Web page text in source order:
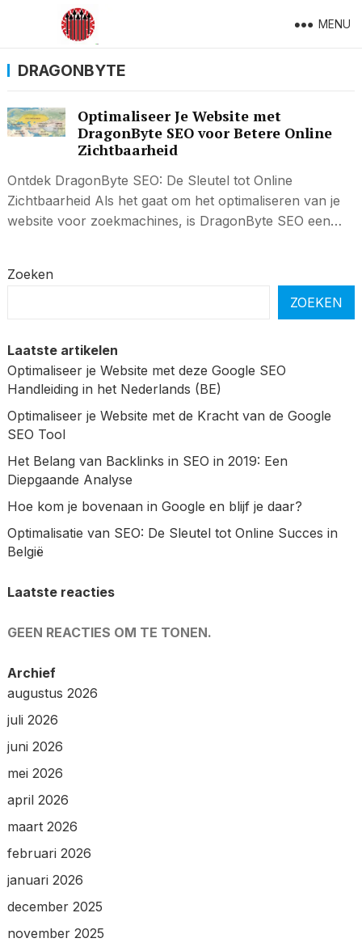
MENU
DRAGONBYTE
Optimaliseer Je Website met
DragonByte SEO voor Betere Online
Zichtbaarheid
Ontdek DragonByte SEO: De Sleutel tot Online
Zichtbaarheid Als het gaat om het optimaliseren van je
website voor zoekmachines, is DragonByte SEO een…
Zoeken
ZOEKEN
Laatste artikelen
Optimaliseer je Website met deze Google SEO
Handleiding in het Nederlands (BE)
Optimaliseer je Website met de Kracht van de Google
SEO Tool
Het Belang van Backlinks in SEO in 2019: Een
Diepgaande Analyse
Hoe kom je bovenaan in Google en blijf je daar?
Optimalisatie van SEO: De Sleutel tot Online Succes in
België
Laatste reacties
GEEN REACTIES OM TE TONEN.
Archief
augustus 2026
juli 2026
juni 2026
mei 2026
april 2026
maart 2026
februari 2026
januari 2026
december 2025
november 2025